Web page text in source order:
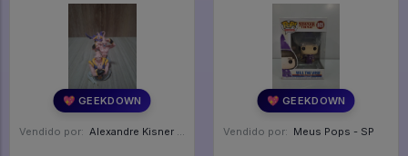
💖 GEEKDOWN
Vendido por: Alexandre Kisner - PR
💖 GEEKDOWN
Vendido por: Meus Pops - SP